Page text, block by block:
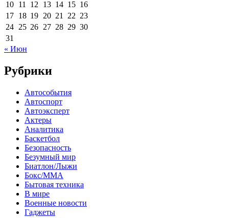
10 11 12 13 14 15 16
17 18 19 20 21 22 23
24 25 26 27 28 29 30
31
« Июн
Рубрики
Автособытия
Автоспорт
Автоэксперт
Актеры
Аналитика
Баскетбол
Безопасность
Безумный мир
Биатлон/Лыжи
Бокс/MMA
Бытовая техника
В мире
Военные новости
Гаджеты